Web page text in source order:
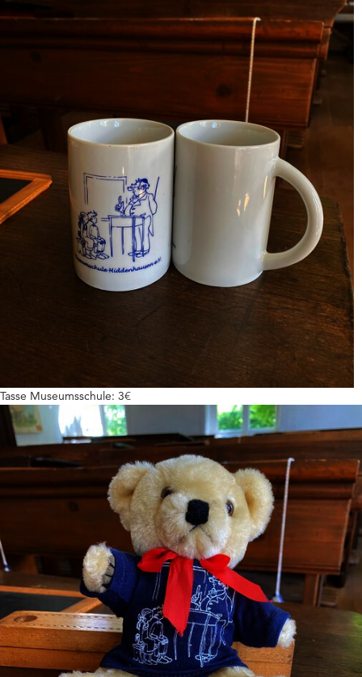
Führungen
Schulgarten/ Imkerei
Öffnungszeiten/ Anfahrt/ Kosten/
Eintritt
Feierlichkeiten
Kooperationen/ Datenbanken/
Dokumente
Impressum
Tasse Museumsschule: 3€